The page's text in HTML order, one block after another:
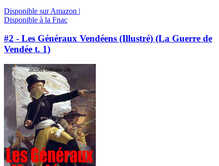
Disponible sur Amazon |
Disponible à la Fnac
#2 - Les Généraux Vendéens (Illustré) (La Guerre de
Vendée t. 1)